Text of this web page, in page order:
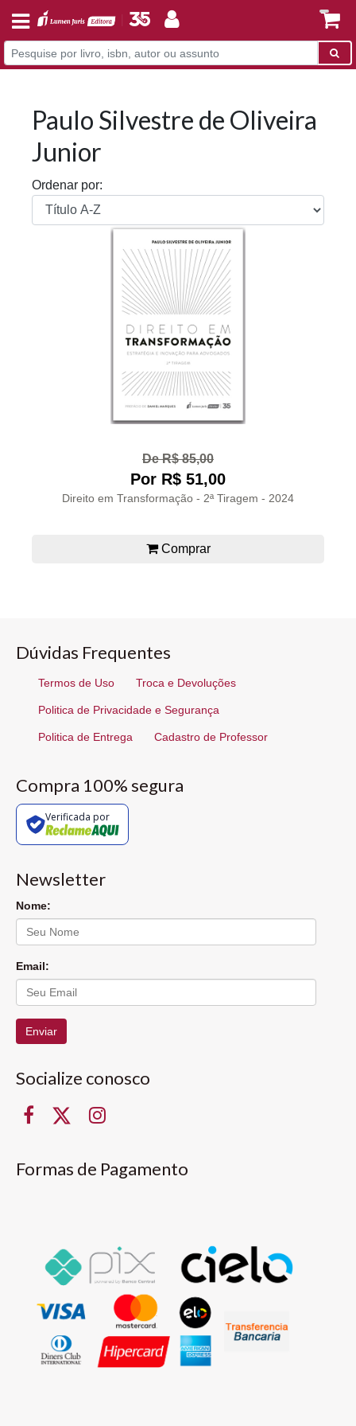
Paulo Silvestre de Oliveira
Junior
Ordenar por:
De R$ 85,00
Por R$ 51,00
Direito em Transformação - 2ª Tiragem - 2024
Comprar
Dúvidas Frequentes
Termos de Uso Troca e Devoluções
Politica de Privacidade e Segurança
Politica de Entrega Cadastro de Professor
Compra 100% segura
Verificada por
Newsletter
Nome:
Email:
Enviar
Socialize conosco
Formas de Pagamento